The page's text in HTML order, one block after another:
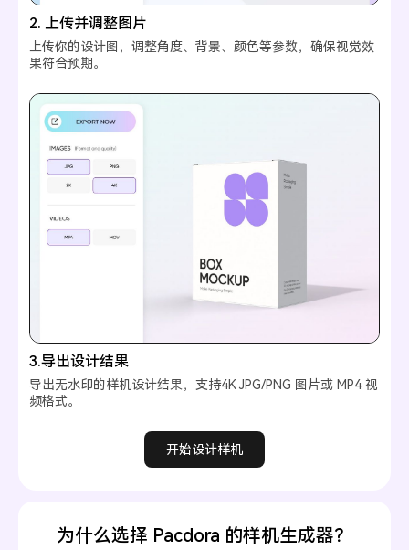
2. 上传并调整图片
上传你的设计图，调整角度、背景、颜色等参数，确保视觉效
果符合预期。
3.导出设计结果
导出无水印的样机设计结果，支持4K JPG/PNG 图片或 MP4 视
频格式。
开始设计样机
为什么选择 Pacdora 的样机生成器？